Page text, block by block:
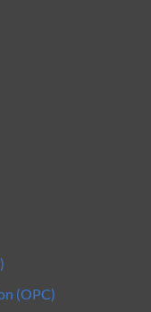
(OPC)